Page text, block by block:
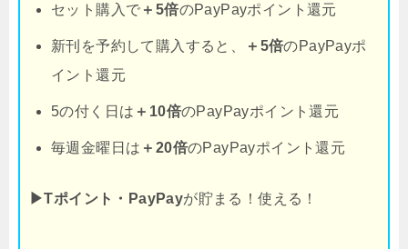
セット購入で ＋5倍のPayPayポイント還元
新刊を予約して購入すると、 ＋5倍のPayPayポ
イント還元
5の付く日は ＋10倍のPayPayポイント還元
毎週金曜日は ＋20倍のPayPayポイント還元
▶Tポイント・PayPayが貯まる！使える！